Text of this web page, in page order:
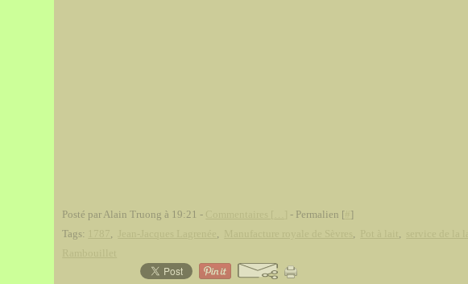
Posté par Alain Truong à 19:21 - - Permalien [ ]
Tags:
, , , ,